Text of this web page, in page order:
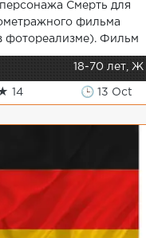
Смерть для
фильма
фотореализме). Фильм
18-70 лет, Ж
14 🕒 13 Oct